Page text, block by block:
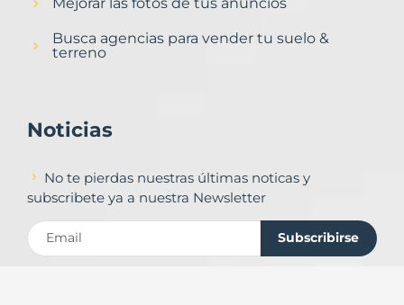
Busca agencias para vender tu suelo &
terreno
Noticias
No te pierdas nuestras últimas noticas y
subscribete ya a nuestra Newsletter
Subscribirse